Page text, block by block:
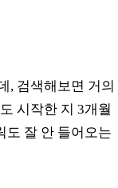
, 검색해보면 거의
시작한 지 3개월
도 잘 안 들어오는